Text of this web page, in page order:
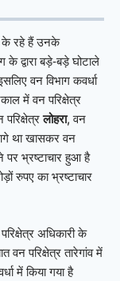
के रहे हैं उनके
द्वारा बड़े-बड़े घोटाले
वन विभाग कवर्धा
में वन परिक्षेत्र
परिक्षेत्रलोहरा, वन
था खासकर वन
पर भ्रष्टाचार हुआ है
रुपए का भ्रष्टाचार
अधिकारी के
वन परिक्षेत्र तारेगांव में
में किया गया है